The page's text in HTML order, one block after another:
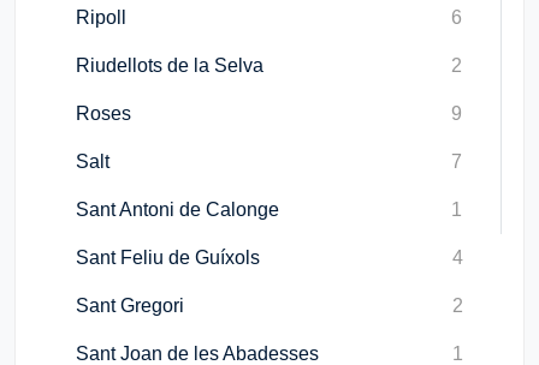
Ripoll 6
Riudellots de la Selva 2
Roses 9
Salt 7
Sant Antoni de Calonge 1
Sant Feliu de Guíxols 4
Sant Gregori 2
Sant Joan de les Abadesses 1